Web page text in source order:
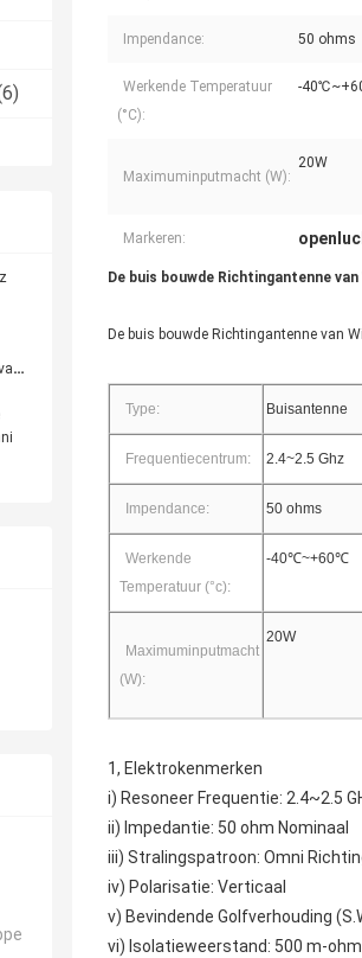
Impendance: 50 ohms
Werkende Temperatuur
(°C):
-
Maximuminputmacht (W):
20W
Markeren:
De buis bouwde Richtingantenne
De buis bouwde Richtingantenne van
Type: Buisantenne
Frequentiecentrum: 2.4~2.5 Ghz
Impendance: 50 ohms
Werkende
Temperatuur (°c):
-40℃~+60℃
Maximuminputmacht
(W):
20W
1, Elektrokenmerken
i) Resoneer Frequentie: 2.4~2.5
ii) Impedantie: 50 ohm Nominaal
iii) Stralingspatroon: Omni
iv) Polarisatie: Verticaal
v) Bevindende Golfverhouding
vi) Isolatieweerstand: 500 m-